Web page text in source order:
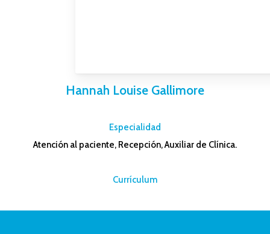
Hannah Louise Gallimore
Especialidad
Atención al paciente, Recepción, Auxiliar de Clínica.
Currículum